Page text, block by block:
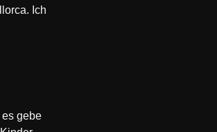
Ich
es gebe